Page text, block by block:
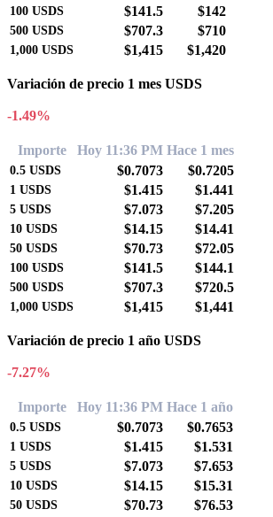
100 USDS $141.5 $142
500 USDS $707.3 $710
1,000 USDS $1,415 $1,420
Variación de precio 1 mes USDS
-1.49%
Importe Hoy 11:36 PM Hace 1 mes
0.5 USDS $0.7073 $0.7205
1 USDS $1.415 $1.441
5 USDS $7.073 $7.205
10 USDS $14.15 $14.41
50 USDS $70.73 $72.05
100 USDS $141.5 $144.1
500 USDS $707.3 $720.5
1,000 USDS $1,415 $1,441
Variación de precio 1 año USDS
-7.27%
Importe Hoy 11:36 PM Hace 1 año
0.5 USDS $0.7073 $0.7653
1 USDS $1.415 $1.531
5 USDS $7.073 $7.653
10 USDS $14.15 $15.31
50 USDS $70.73 $76.53